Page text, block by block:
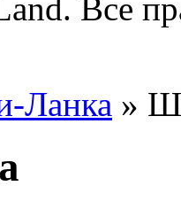
Все
Ланка »